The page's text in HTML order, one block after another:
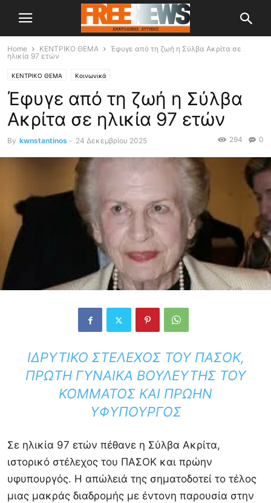
Home ΚΕΝΤΡΙΚΟ ΘΕΜΑ
Έφυγε από τη ζωή η Σύλβα Ακρίτα σε
ηλικία 97 ετών
ΚΕΝΤΡΙΚΟ ΘΕΜΑ Κοινωνικά
Έφυγε από τη ζωή η Σύλβα
Ακρίτα σε ηλικία 97 ετών
By kwnstantinos - 24 Δεκεμβρίου 2025 0
294
ΙΔΡΥΤΙΚΌ ΣΤΈΛΕΧΟΣ ΤΟΥ ΠΑΣΟΚ,
ΠΡΏΤΗ ΓΥΝΑΊΚΑ ΒΟΥΛΕΥΤΉΣ ΤΟΥ
ΚΌΜΜΑΤΟΣ ΚΑΙ ΠΡΏΗΝ
ΥΦΥΠΟΥΡΓΌΣ
Σε ηλικία 97 ετών πέθανε η Σύλβα Ακρίτα,
ιστορικό στέλεχος του ΠΑΣΟΚ και πρώην
υφυπουργός. Η απώλειά της σηματοδοτεί το τέλος
μιας μακράς διαδρομής με έντονη παρουσία στην